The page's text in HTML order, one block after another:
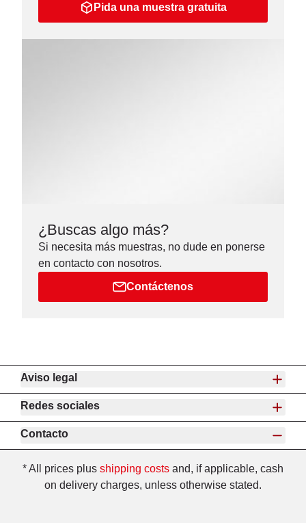
Pida una muestra gratuita
¿Buscas algo más?
Si necesita más muestras, no dude en ponerse
en contacto con nosotros.
Contáctenos
Aviso legal
Redes sociales
Contacto
* All prices plus shipping costs and, if applicable, cash
on delivery charges, unless otherwise stated.